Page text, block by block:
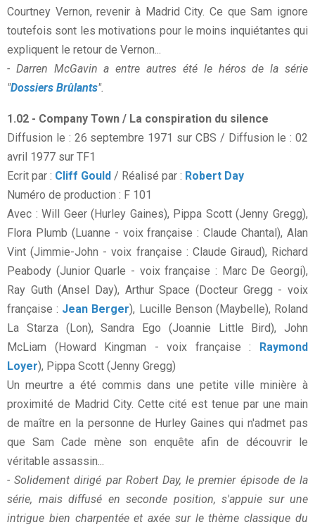
Courtney Vernon, revenir à Madrid City. Ce que Sam ignore
toutefois sont les motivations pour le moins inquiétantes qui
expliquent le retour de Vernon...
- Darren McGavin a entre autres été le héros de la série
"Dossiers Brûlants".
1.02 - Company Town / La conspiration du silence
Diffusion le : 26 septembre 1971 sur CBS / Diffusion le : 02
avril 1977 sur TF1
Ecrit par : Cliff Gould / Réalisé par : Robert Day
Numéro de production : F 101
Avec : Will Geer (Hurley Gaines), Pippa Scott (Jenny Gregg),
Flora Plumb (Luanne - voix française : Claude Chantal), Alan
Vint (Jimmie-John - voix française : Claude Giraud), Richard
Peabody (Junior Quarle - voix française : Marc De Georgi),
Ray Guth (Ansel Day), Arthur Space (Docteur Gregg - voix
française : Jean Berger), Lucille Benson (Maybelle), Roland
La Starza (Lon), Sandra Ego (Joannie Little Bird), John
McLiam (Howard Kingman - voix française : Raymond
Loyer), Pippa Scott (Jenny Gregg)
Un meurtre a été commis dans une petite ville minière à
proximité de Madrid City. Cette cité est tenue par une main
de maître en la personne de Hurley Gaines qui n'admet pas
que Sam Cade mène son enquête afin de découvrir le
véritable assassin...
- Solidement dirigé par Robert Day, le premier épisode de la
série, mais diffusé en seconde position, s'appuie sur une
intrigue bien charpentée et axée sur le thème classique du